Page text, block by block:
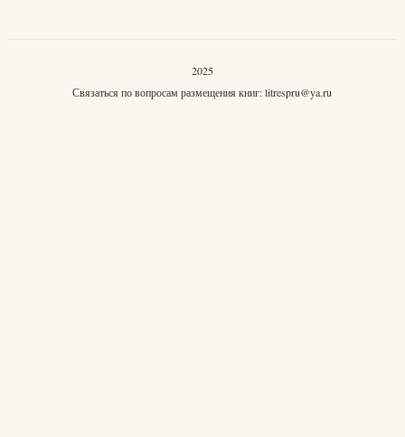
2025
Связаться по вопросам размещения книг:litrespru@ya.ru